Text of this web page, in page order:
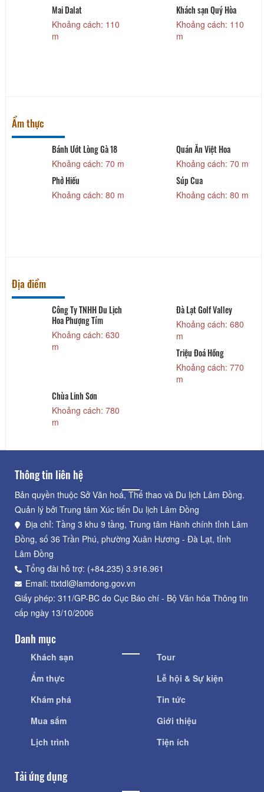
Mai Dalat
Khoảng cách: 110
m
Khách sạn Quý Hòa
Khoảng cách: 110
m
Ẩm thực
Bánh Ướt Lòng Gà 18
Khoảng cách: 70 m
Quán Ăn Việt Hoa
Khoảng cách: 70 m
Phở Hiếu
Khoảng cách: 80 m
Súp Cua
Khoảng cách: 80 m
Địa điểm
Công Ty TNHH Du Lịch
Hoa Phượng Tím
Khoảng cách: 630
m
Đà Lạt Golf Valley
Khoảng cách: 680
m
Triệu Đoá Hồng
Khoảng cách: 770
m
Chùa Linh Sơn
Khoảng cách: 780
m
Thông tin liên hệ
Bản quyền thuộc Sở Văn hoá, Thể thao và Du lịch Lâm Đồng.
Quản lý bởi Trung tâm Xúc tiến Du lịch Lâm Đồng
Địa chỉ: Tầng 3 khu 9 tầng, Trung tâm Hành chính tỉnh Lâm
Đồng, số 36 Trần Phú, phường Xuân Hương - Đà Lạt, tỉnh
Lâm Đồng
Tổng đài hỗ trợ: (+84.235) 3.916.961
Email: ttxtdl@lamdong.gov.vn
Giấy phép: 311/GP-BC do Cục Báo chí - Bộ Văn hóa Thông tin
cấp ngày 13/10/2006
Danh mục
Khách sạn
Ẩm thực
Khám phá
Mua sắm
Lịch trình
Tour
Lễ hội & Sự kiện
Tin tức
Giới thiệu
Tiện ích
Tải ứng dụng